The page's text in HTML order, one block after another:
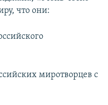
что они:
миротворцев с